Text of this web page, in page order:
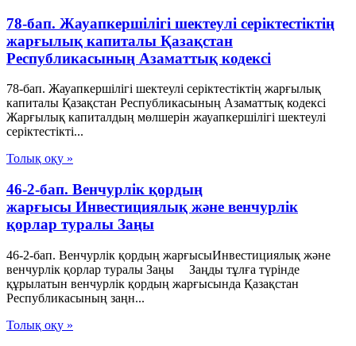
78-бап. Жауапкершiлiгi шектеулi серiктестiктiң
жарғылық капиталы Қазақстан
Республикасының Азаматтық кодексi
78-бап. Жауапкершiлiгi шектеулi серiктестiктiң жарғылық
капиталы Қазақстан Республикасының Азаматтық кодексi
Жарғылық капиталдың мөлшерiн жауапкершілігі шектеулі
серіктестікті...
Толық оқу »
46-2-бап. Венчурлік қордың
жарғысы Инвестициялық және венчурлік
қорлар туралы Заңы
46-2-бап. Венчурлік қордың жарғысыИнвестициялық және
венчурлік қорлар туралы Заңы Заңды тұлға түрінде
құрылатын венчурлік қордың жарғысында Қазақстан
Республикасының заңн...
Толық оқу »